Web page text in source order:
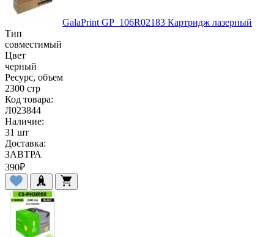
GalaPrint GP_106R02183 Картридж лазерный
Тип
совместимый
Цвет
черный
Ресурс, объем
2300 стр
Код товара:
Л023844
Наличие:
31 шт
Доставка:
ЗАВТРА
390₽